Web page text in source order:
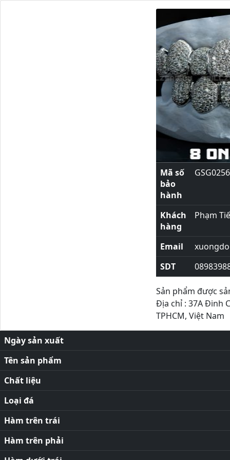
Mã số
bảo
hành
GSG0256
Khách
hàng
Phạm
Email
SDT
Sản phẩm được
Địa chỉ : 37A Đinh
TPHCM, Việt Nam
Ngày sản xuất
Tên sản phẩm
Chất liệu
Loại đá
Hàm trên trái
Hàm trên phải